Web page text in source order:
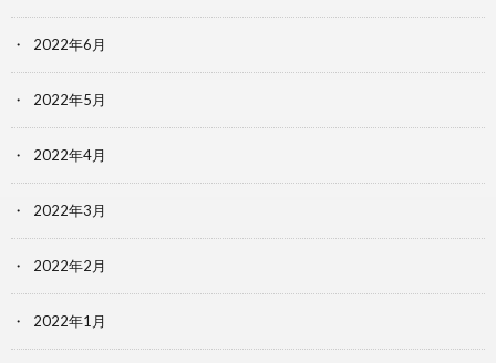
2022年6月
2022年5月
2022年4月
2022年3月
2022年2月
2022年1月